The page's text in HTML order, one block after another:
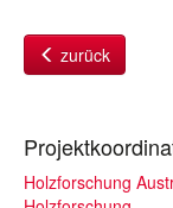
zurück
Holzforschung